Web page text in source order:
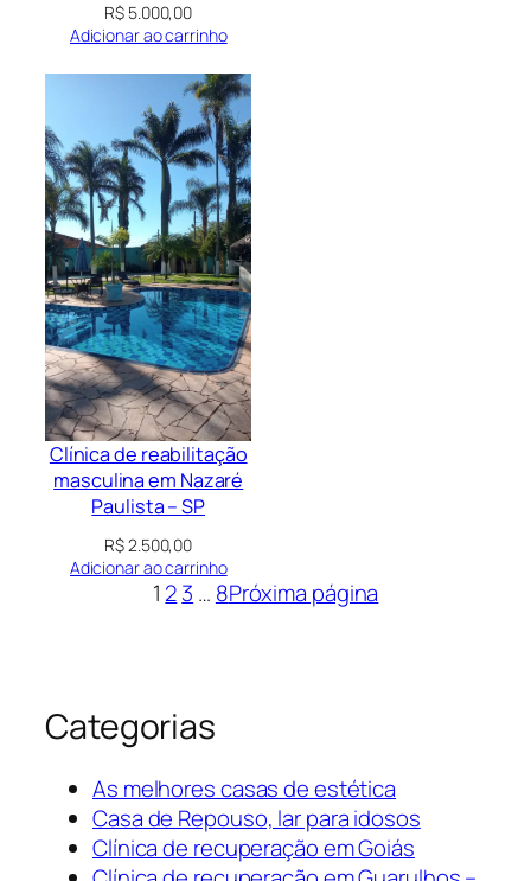
R$ 5.000,00
Adicionar ao carrinho
Clínica de reabilitação
masculina em Nazaré
Paulista – SP
R$2.500,00
Adicionar ao carrinho
1 23 … 8Próxima página
Categorias
As melhores casas de estética
Casa de Repouso, lar para idosos
Clínica de recuperação em Goiás